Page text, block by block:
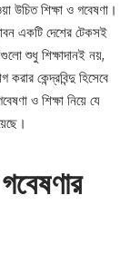
উচিত শিক্ষা ও গবেষণা।
একটি দেশের টেকসই
শুধু শিক্ষাদানই নয়,
কেন্দ্রবিন্দু হিসেবে
ও শিক্ষা নিয়ে যে